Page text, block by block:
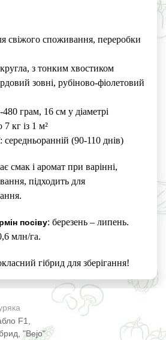
свіжого споживання, переробки
з тонким хвостиком
зовні, рубіново-фіолетовий
грам, 16 см у діаметрі
кг із 1 м²
середньоранній (90-110 днів)
смак і аромат при варінні,
підходить для
посіву: березень – липень.
млн/га.
гібрид для зберігання!
F1,
"Bejo"